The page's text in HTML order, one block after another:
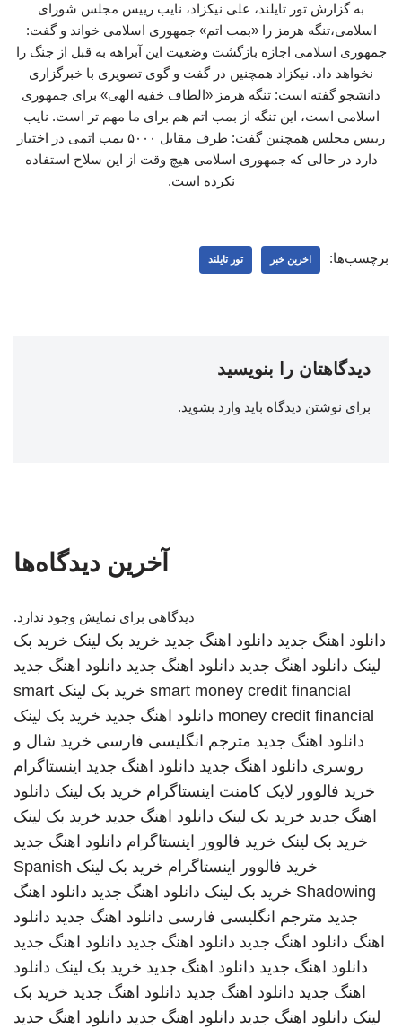
به گزارش تور تایلند، علی نیکزاد، نایب رییس مجلس شورای
اسلامی،تنگه هرمز را «بمب اتم» جمهوری اسلامی خواند و گفت:
جمهوری اسلامی اجازه بازگشت وضعیت این آبراهه به قبل از جنگ را
نخواهد داد. نیکزاد همچنین در گفت و گوی تصویری با خبرگزاری
دانشجو گفته است: تنگه هرمز «الطاف خفیه الهی» برای جمهوری
اسلامی است، این تنگه از بمب اتم هم برای ما مهم تر است. نایب
رییس مجلس همچنین گفت: طرف مقابل ۵۰۰۰ بمب اتمی در اختیار
دارد در حالی که جمهوری اسلامی هیچ وقت از این سلاح استفاده
نکرده است.
برچسب‌ها: اخرین خبر تور تایلند
دیدگاهتان را بنویسید
برای نوشتن دیدگاه باید وارد بشوید.
آخرین دیدگاه‌ها
دیدگاهی برای نمایش وجود ندارد.
دانلود اهنگ جدید دانلود اهنگ جدید خرید بک لینک خرید بک
لینک دانلود اهنگ جدید دانلود اهنگ جدید دانلود اهنگ جدید
smart money credit financial خرید بک لینک smart
money credit financial دانلود اهنگ جدید خرید بک لینک
دانلود اهنگ جدید مترجم انگلیسی فارسی خرید شال و
روسری دانلود اهنگ جدید دانلود اهنگ جدید اینستاگرام
خرید فالوور لایک کامنت اینستاگرام خرید بک لینک دانلود
اهنگ جدید خرید بک لینک دانلود اهنگ جدید خرید بک لینک
خرید بک لینک خرید فالوور اینستاگرام دانلود اهنگ جدید
خرید فالوور اینستاگرام خرید بک لینک Spanish
Shadowing خرید بک لینک دانلود اهنگ جدید دانلود اهنگ
جدید مترجم انگلیسی فارسی دانلود اهنگ جدید دانلود
اهنگ دانلود اهنگ جدید دانلود اهنگ جدید دانلود اهنگ جدید
دانلود اهنگ جدید دانلود اهنگ جدید خرید بک لینک دانلود
اهنگ جدید دانلود اهنگ جدید دانلود اهنگ جدید خرید بک
لینک دانلود اهنگ جدید دانلود اهنگ جدید دانلود اهنگ جدید